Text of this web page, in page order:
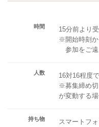
時間
15分前より
※開始時刻か
参加をご遠
人数
16対16程度
※募集締め切
が変動する
持ち物
スマートフ